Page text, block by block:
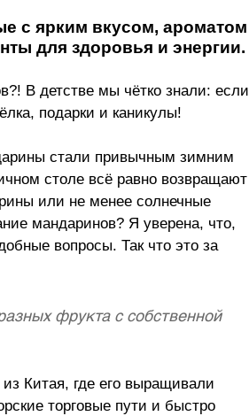
с ярким вкусом, ароматом
для здоровья и энергии.
В детстве мы чётко знали: если
подарки и каникулы!
стали привычным зимним
столе всё равно возвращают
или не менее солнечные
мандаринов? Я уверена, что,
вопросы. Так что это за
фрукта с собственной
Китая, где его выращивали
торговые пути и быстро